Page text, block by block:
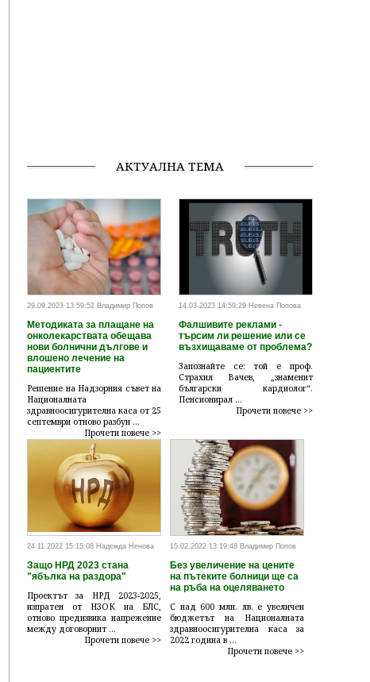
АКТУАЛНА ТЕМА
29.09.2023 13:59:52 Владимир Попов
Методиката за плащане на
онколекарствата обещава
нови болнични дългове и
влошено лечение на
пациентите
Решение на Надзорния съвет на
Националната
здравноосигурителна каса от 25
септември отново разбун ...
Прочети повече >>
14.03.2023 14:59:29 Невена Попова
Фалшивите реклами -
търсим ли решение или се
възхищаваме от проблема?
Запознайте се: той е проф.
Страхил Вачев, „знаменит
български кардиолог“.
Пенсионирал ...
Прочети повече >>
24.11.2022 15:15:08 Надежда Ненова
Защо НРД 2023 стана
"ябълка на раздора"
Проектът за НРД 2023-2025,
изпратен от НЗОК на БЛС,
отново предизвика напрежение
между договорнит ...
Прочети повече >>
15.02.2022 13:19:48 Владимир Попов
Без увеличение на цените
на пътеките болници ще са
на ръба на оцеляването
С над 600 млн. лв. е увеличен
бюджетът на Националната
здравноосигурителна каса за
2022 година в ...
Прочети повече >>